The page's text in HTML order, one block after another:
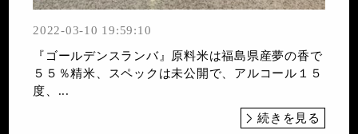
2022-03-10 19:59:10
『ゴールデンスランバ』原料米は福島県産夢の香で
５５％精米、スペックは未公開で、アルコール１５
度、...
続きを見る